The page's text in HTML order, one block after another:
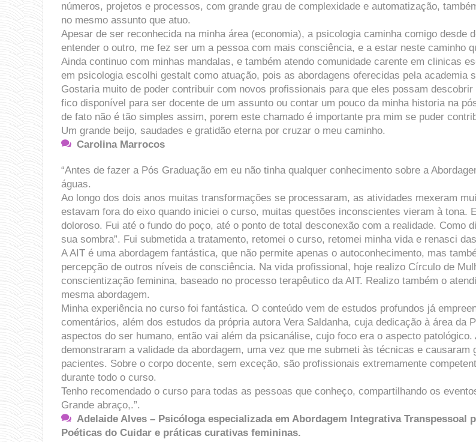
números, projetos e processos, com grande grau de complexidade e automatização,
no mesmo assunto que atuo.
Apesar de ser reconhecida na minha área (economia), a psicologia caminha comigo desde
entender o outro, me fez ser um a pessoa com mais consciência, e a estar neste caminho
Ainda continuo com minhas mandalas, e também atendo comunidade carente em clinicas
em psicologia escolhi gestalt como atuação, pois as abordagens oferecidas pela academia
Gostaria muito de poder contribuir com novos profissionais para que eles possam
fico disponível para ser docente de um assunto ou contar um pouco da minha historia na
de fato não é tão simples assim, porem este chamado é importante pra mim se puder
Um grande beijo, saudades e gratidão eterna por cruzar o meu caminho.
Carolina Marrocos
“Antes de fazer a Pós Graduação em eu não tinha qualquer conhecimento sobre a
águas.
Ao longo dos dois anos muitas transformações se processaram, as atividades mexeram
estavam fora do eixo quando iniciei o curso, muitas questões inconscientes vieram à
doloroso. Fui até o fundo do poço, até o ponto de total desconexão com a realidade. Como
sua sombra”. Fui submetida a tratamento, retomei o curso, retomei minha vida e renasci
A AIT é uma abordagem fantástica, que não permite apenas o autoconhecimento, mas
percepção de outros níveis de consciência. Na vida profissional, hoje realizo Círculo de
conscientização feminina, baseado no processo terapêutico da AIT. Realizo também o
mesma abordagem.
Minha experiência no curso foi fantástica. O conteúdo vem de estudos profundos já
comentários, além dos estudos da própria autora Vera Saldanha, cuja dedicação à área da
aspectos do ser humano, então vai além da psicanálise, cujo foco era o aspecto
demonstraram a validade da abordagem, uma vez que me submeti às técnicas e
pacientes. Sobre o corpo docente, sem exceção, são profissionais extremamente
durante todo o curso.
Tenho recomendado o curso para todas as pessoas que conheço, compartilhando os
Grande abraço,.”.
Adelaide Alves – Psicóloga especializada em Abordagem Integrativa Transpessoal
Poéticas do Cuidar e práticas curativas femininas.